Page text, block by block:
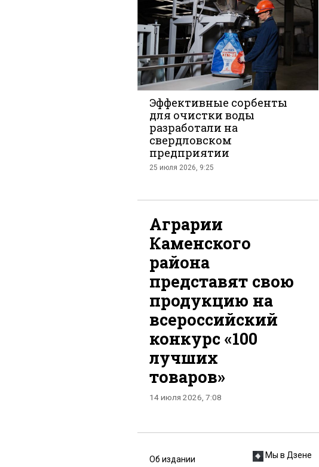
во
Вконтакте
Эффективные сорбенты
для очистки воды
разработали на
свердловском
предприятии
25 июля 2026, 9:25
Аграрии
Каменского
района
представят свою
продукцию на
всероссийский
конкурс «100
лучших
товаров»
14 июля 2026, 7:08
Об издании
Мы в Дзене